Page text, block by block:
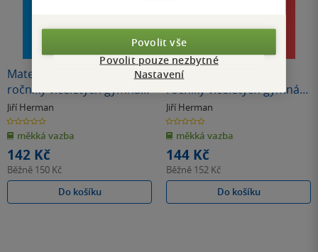
Matematika pro nižší
ročníky víceletých gymnázií
- Hranoly
Jiří Herman
0.0
z
5
hvězdiček
měkká vazba
142 Kč
Běžně 150 Kč
Do košíku
Matematika pro nižší
ročníky víceletých gymnázií
- Jehlany a kužely
Jiří Herman
0.0
z
5
hvězdiček
měkká vazba
144 Kč
Běžně 152 Kč
Do košíku
Povolit vše
Povolit pouze nezbytné
Nastavení